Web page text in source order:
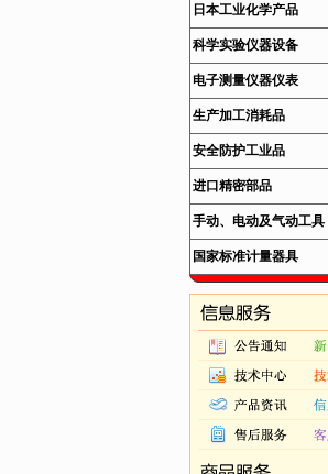
日本工业化学产品
科学实验仪器设备
电子测量仪器仪表
生产加工消耗品
安全防护工业品
进口精密部品
手动、电动及气动工具
国家标准计量器具